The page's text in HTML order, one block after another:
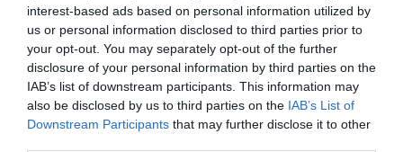
interest-based ads based on personal information utilized by
us or personal information disclosed to third parties prior to
your opt-out. You may separately opt-out of the further
disclosure of your personal information by third parties on the
IAB’s list of downstream participants. This information may
also be disclosed by us to third parties on the IAB’s List of
Downstream Participants that may further disclose it to other